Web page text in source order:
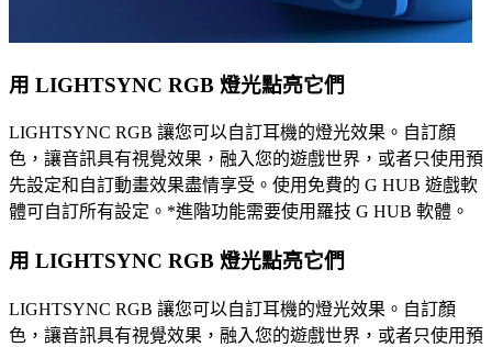
用 LIGHTSYNC RGB 燈光點亮它們
LIGHTSYNC RGB 讓您可以自訂耳機的燈光效果。自訂顏
色，讓音訊具有視覺效果，融入您的遊戲世界，或者只使用預
先設定和自訂動畫效果盡情享受。使用免費的 G HUB 遊戲軟
體可自訂所有設定。*進階功能需要使用羅技 G HUB 軟體。
用 LIGHTSYNC RGB 燈光點亮它們
LIGHTSYNC RGB 讓您可以自訂耳機的燈光效果。自訂顏
色，讓音訊具有視覺效果，融入您的遊戲世界，或者只使用預